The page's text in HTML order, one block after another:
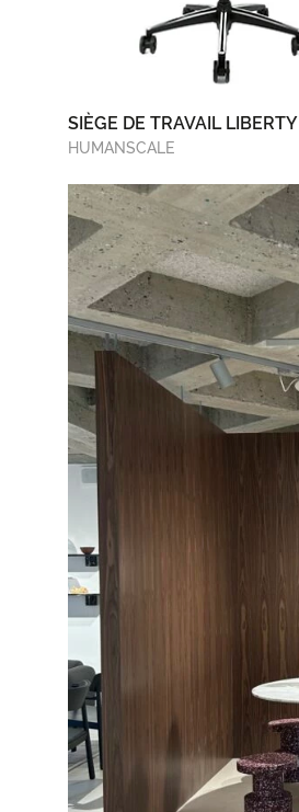
SIÈGE DE TRAVAIL LIBERTY
HUMANSCALE